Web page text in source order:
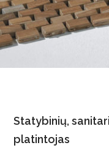
Statybinių,
platintojas